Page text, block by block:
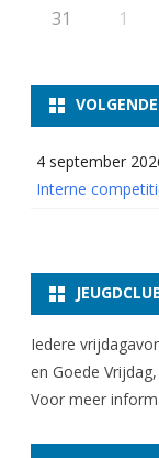
31 1
4 september
Interne
Iedere
en Goede
Voor meer